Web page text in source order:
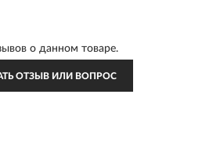
о данном товаре.
ОТЗЫВ ИЛИ ВОПРОС